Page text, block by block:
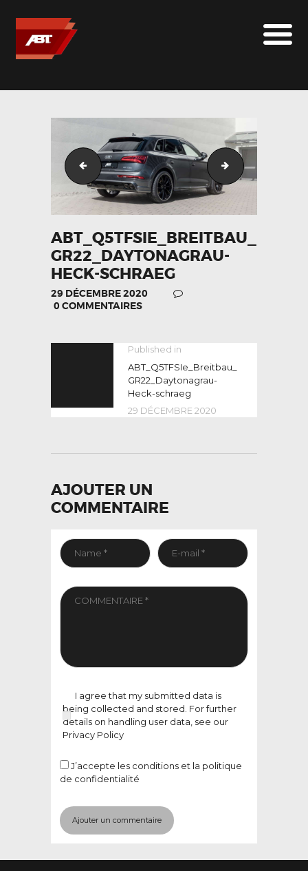
ABT SPORTSLINE FRANCE
MARQUES
LE SUR-MESURE
CONTACT
ABT_Q5TFSIe_Breitbau_GR22_Daytonagrau-Front-
ABT_Q5TFSIE_BREITBAU_
GR22_DAYTONAGRAU-
HECK-SCHRAEG
29 DÉCEMBRE 2020
0 COMMENTAIRES
NAVIGATION
L’ARTICLE
Published in
post:
ABT_Q5TFSIe_Breitbau_
GR22_Daytonagrau-
Heck-schraeg
29 DÉCEMBRE 2020
AJOUTER UN
COMMENTAIRE
I agree that my submitted data is
being collected and stored. For further
details on handling user data, see our
Privacy Policy
J’accepte les conditions et la politique
de confidentialité